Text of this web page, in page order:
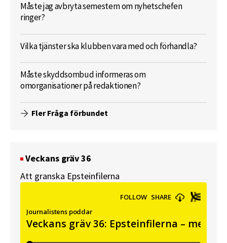
Måste jag avbryta semestern om nyhetschefen
ringer?
Vilka tjänster ska klubben vara med och förhandla?
Måste skyddsombud informeras om
omorganisationer på redaktionen?
Fler Fråga förbundet
Veckans gräv 36
Att granska Epsteinfilerna